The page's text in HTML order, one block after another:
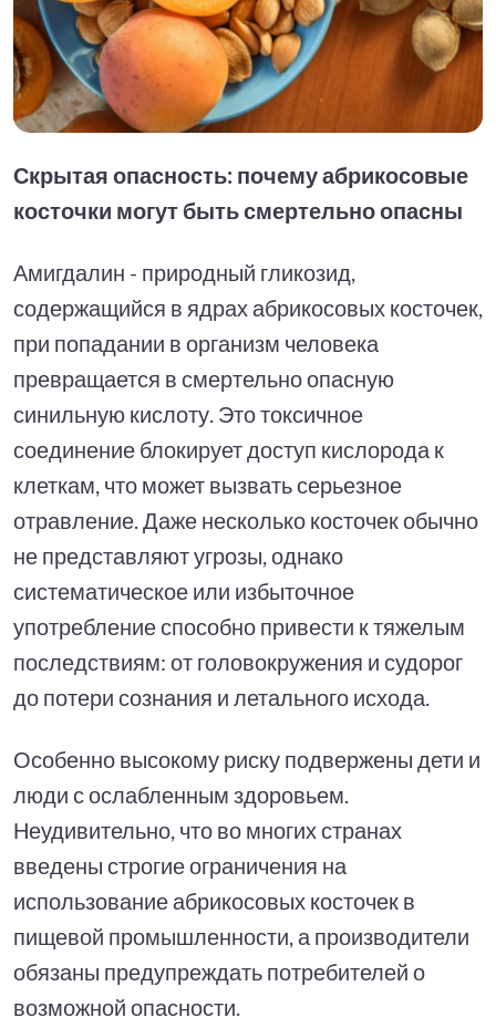
Скрытая опасность: почему абрикосовые
косточки могут быть смертельно опасны
Амигдалин - природный гликозид,
содержащийся в ядрах абрикосовых косточек,
при попадании в организм человека
превращается в смертельно опасную
синильную кислоту. Это токсичное
соединение блокирует доступ кислорода к
клеткам, что может вызвать серьезное
отравление. Даже несколько косточек обычно
не представляют угрозы, однако
систематическое или избыточное
употребление способно привести к тяжелым
последствиям: от головокружения и судорог
до потери сознания и летального исхода.
Особенно высокому риску подвержены дети и
люди с ослабленным здоровьем.
Неудивительно, что во многих странах
введены строгие ограничения на
использование абрикосовых косточек в
пищевой промышленности, а производители
обязаны предупреждать потребителей о
возможной опасности.